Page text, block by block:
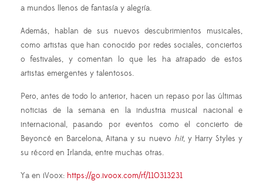
a mundos llenos de fantasía y alegría.
Además, hablan de sus nuevos descubrimientos musicales,
como artistas que han conocido por redes sociales, conciertos
o festivales, y comentan lo que les ha atrapado de estos
artistas emergentes y talentosos.
Pero, antes de todo lo anterior, hacen un repaso por las últimas
noticias de la semana en la industria musical nacional e
internacional, pasando por eventos como el concierto de
Beyoncé en Barcelona, Aitana y su nuevo hit, y Harry Styles y
su récord en Irlanda, entre muchas otras.
Ya en iVoox: https://go.ivoox.com/rf/110313231